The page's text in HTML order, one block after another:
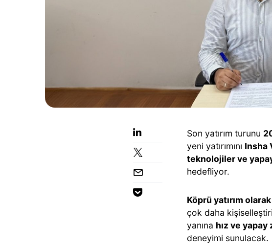
Son yatırım turunu
yeni yatırımını Insha
teknolojiler ve
hedefliyor.
Köprü yatırım
çok daha
yanına hız ve
deneyimi sunulacak.